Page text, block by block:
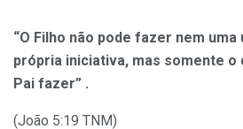
“O Filho não pode fazer nem uma
própria iniciativa, mas somente o
Pai fazer” .
(João 5:19 TNM)